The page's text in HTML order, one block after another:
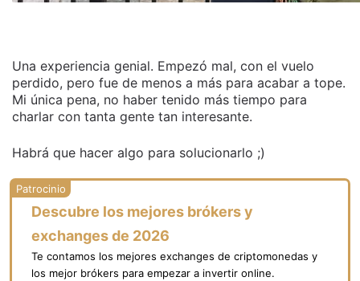
Una experiencia genial. Empezó mal, con el vuelo
perdido, pero fue de menos a más para acabar a tope.
Mi única pena, no haber tenido más tiempo para
charlar con tanta gente tan interesante.
Habrá que hacer algo para solucionarlo ;)
Descubre los mejores brókers y
exchanges de 2026
Te contamos los mejores exchanges de criptomonedas y
los mejor brókers para empezar a invertir online.